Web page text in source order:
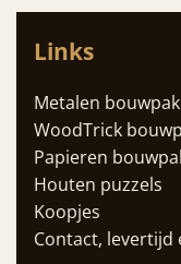
Links
Metalen
WoodTrick
Papieren
Houten puzzels
Koopjes
Contact, levertijd